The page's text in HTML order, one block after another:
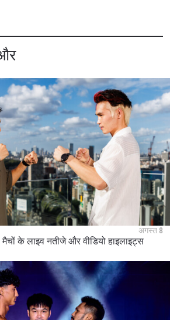
अगस्त 8
के लाइव नतीजे और वीडियो हाइलाइट्स
KNOW
wherever you go! Sign up now
news, unlock special offers
to the best seats to our live